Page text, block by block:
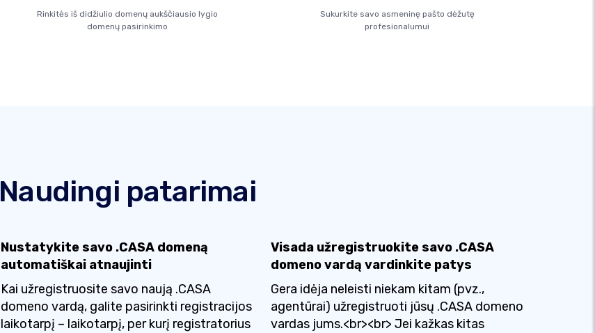
Rinkitės iš didžiulio domenų aukščiausio lygio
domenų pasirinkimo
Sukurkite savo asmeninę pašto dėžutę
profesionalumui
Naudingi patarimai
Nustatykite savo .CASA domeną
automatiškai atnaujinti
Kai užregistruosite savo naują .CASA
domeno vardą, galite pasirinkti registracijos
laikotarpį – laikotarpį, per kurį registratorius
Visada užregistruokite savo .CASA
domeno vardą vardinkite patys
Gera idėja neleisti niekam kitam (pvz.,
agentūrai) užregistruoti jūsų .CASA domeno
vardas jums.<br><br> Jei kažkas kitas